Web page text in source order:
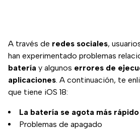
A través de redes sociales,
han experimentado problemas
batería y algunos errores de
aplicaciones. A continuación, te
que tiene iOS 18:
La batería se agota más rápido
Problemas de apagado